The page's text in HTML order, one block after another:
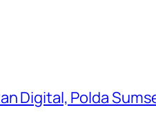
Digital, Polda